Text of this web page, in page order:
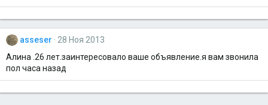
asseser
28 Ноя 2013
Алина .26 лет.заинтересовало ваше объявление.я вам звонила
пол часа назад